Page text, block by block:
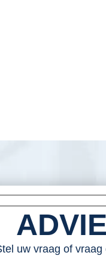
uw vraag of